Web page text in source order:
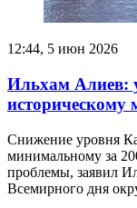
12:44, 5 июн 2026
Ильхам Алиев:
историческому
Снижение уровня
минимальному за
проблемы, заявил
Всемирного дня